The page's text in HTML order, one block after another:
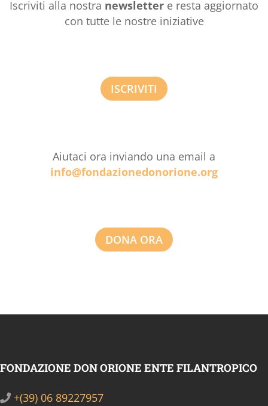
Iscriviti alla nostra newsletter e resta aggiornato
con tutte le nostre iniziative
ISCRIVITI
Aiutaci ora inviando una email a
info@fondazionedonorione.org
DONA ORA
FONDAZIONE DON ORIONE ENTE FILANTROPICO
+(39) 06 89227957